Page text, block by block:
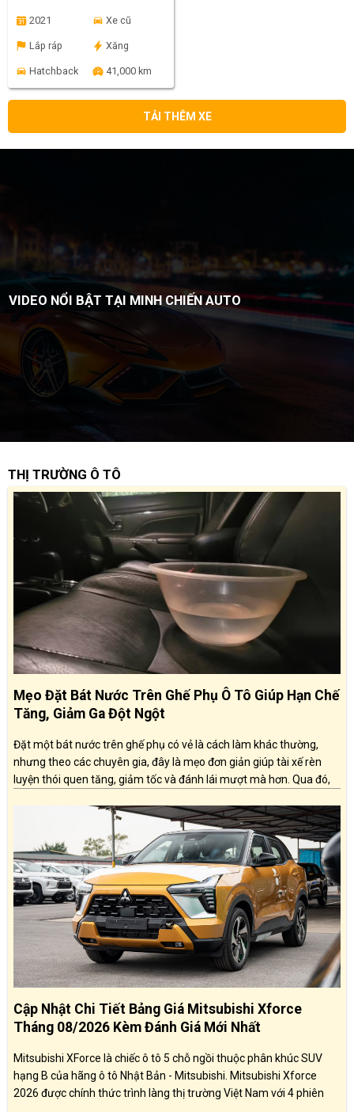
2021 Xe cũ
Lắp ráp Xăng
Hatchback 41,000 km
TẢI THÊM XE
VIDEO NỔI BẬT TẠI MINH CHIẾN AUTO
THỊ TRƯỜNG Ô TÔ
Mẹo Đặt Bát Nước Trên Ghế Phụ Ô Tô Giúp Hạn Chế
Tăng, Giảm Ga Đột Ngột
Đặt một bát nước trên ghế phụ có vẻ là cách làm khác thường,
nhưng theo các chuyên gia, đây là mẹo đơn giản giúp tài xế rèn
luyện thói quen tăng, giảm tốc và đánh lái mượt mà hơn. Qua đó,
an toàn khi vận hành xe.
Cập Nhật Chi Tiết Bảng Giá Mitsubishi Xforce
Tháng 08/2026 Kèm Đánh Giá Mới Nhất
Mitsubishi XForce là chiếc ô tô 5 chỗ ngồi thuộc phân khúc SUV
hạng B của hãng ô tô Nhật Bản - Mitsubishi. Mitsubishi Xforce
2026 được chính thức trình làng thị trường Việt Nam với 4 phiên